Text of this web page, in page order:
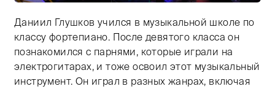
Тифлокомментарий: цветная фотография. Клуб. На
Даниил Глушков учился в музыкальной школе по
классу фортепиано. После девятого класса он
познакомился с парнями, которые играли на
электрогитарах, и тоже освоил этот музыкальный
инструмент. Он играл в разных жанрах, включая